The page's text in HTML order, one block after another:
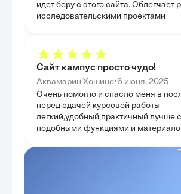
данной сферы. Она позволила сформулировать
предложения, направленные на укрепление системы
идет беру с этого сайта. Облегчает
исследовательскими проектами
Сайт кампус просто чудо!
Аквамарин Хошино•6 июня, 2025
Очень помогло и спасло меня в
перед сдачей курсовой работы
легкий,удобный,практичный лучше
подобными функциями и